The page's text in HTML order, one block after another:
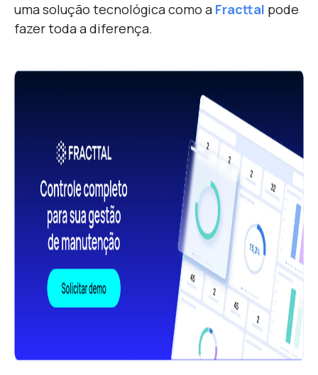
uma solução tecnológica como a Fracttal pode
fazer toda a diferença.